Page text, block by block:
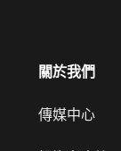
關於我們
傳媒中心